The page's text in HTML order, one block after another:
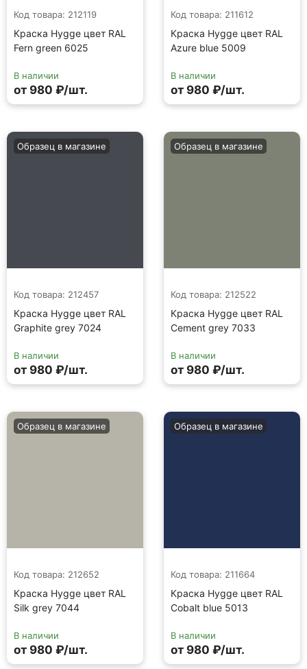
Код товара: 212119
Краска Hygge цвет RAL
Fern green 6025
В наличии
от 980 ₽/шт.
Код товара: 211612
Краска Hygge цвет RAL
Azure blue 5009
В наличии
от 980 ₽/шт.
Код товара: 212457
Краска Hygge цвет RAL
Graphite grey 7024
Образец в магазине
В наличии
от 980 ₽/шт.
Код товара: 212522
Краска Hygge цвет RAL
Cement grey 7033
Образец в магазине
В наличии
от 980 ₽/шт.
Код товара: 212652
Краска Hygge цвет RAL
Silk grey 7044
Образец в магазине
В наличии
от 980 ₽/шт.
Код товара: 211664
Краска Hygge цвет RAL
Cobalt blue 5013
Образец в магазине
В наличии
от 980 ₽/шт.